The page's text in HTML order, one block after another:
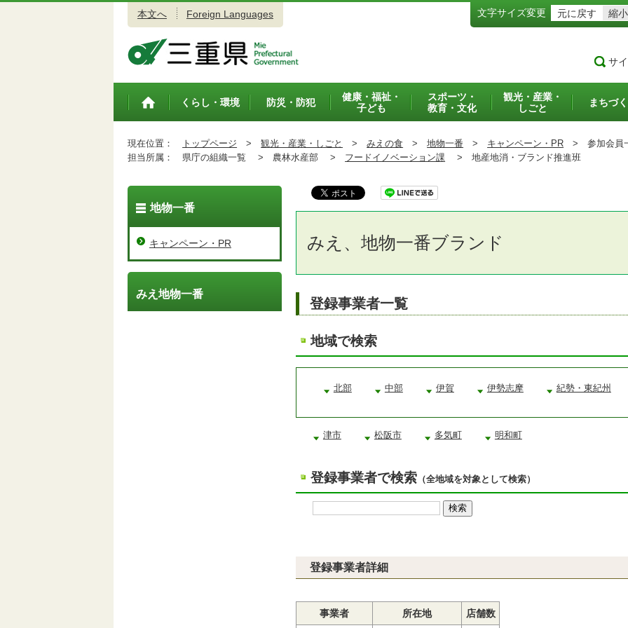
本文へ Foreign Languages 文字サイズ変更 元に戻す 縮小
サ
トップペ
くらし・環境 防災・防犯
健康・福祉・
子ども
スポーツ・
教育・文化
観光・産業・
しごと
まちづ
現在位置： トップページ > 観光・産業・しごと > みえの食 > 地物一番 > キャンペーン・PR > 参加会員
担当所属：
県庁の組織一覧 > 農林水産部 > フードイノベーション課 > 地産地消・ブランド推進班
みえ、地物一番ブランド
登録事業者一覧
地域で検索
北部 中部 伊賀 伊勢志摩 紀勢・東紀州
津市 松阪市 多気町 明和町
登録事業者で検索 （全地域を対象として検索）
登録事業者詳細
事業者 所在地 店舗数
地物一番
キャンペーン・PR
みえ地物一番